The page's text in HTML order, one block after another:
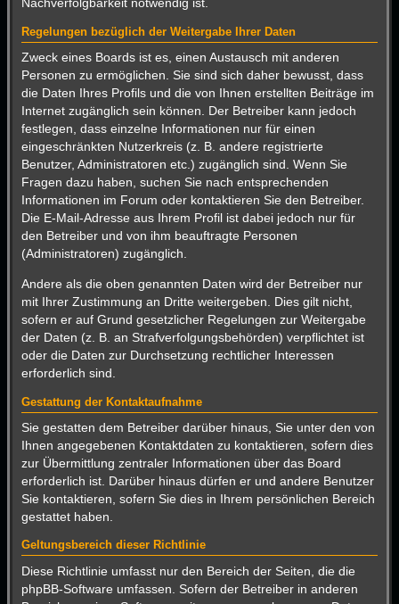
Regelungen bezüglich der Weitergabe Ihrer Daten
Zweck eines Boards ist es, einen Austausch mit anderen
Personen zu ermöglichen. Sie sind sich daher bewusst, dass
die Daten Ihres Profils und die von Ihnen erstellten Beiträge im
Internet zugänglich sein können. Der Betreiber kann jedoch
festlegen, dass einzelne Informationen nur für einen
eingeschränkten Nutzerkreis (z. B. andere registrierte
Benutzer, Administratoren etc.) zugänglich sind. Wenn Sie
Fragen dazu haben, suchen Sie nach entsprechenden
Informationen im Forum oder kontaktieren Sie den Betreiber.
Die E-Mail-Adresse aus Ihrem Profil ist dabei jedoch nur für
den Betreiber und von ihm beauftragte Personen
(Administratoren) zugänglich.
Andere als die oben genannten Daten wird der Betreiber nur
mit Ihrer Zustimmung an Dritte weitergeben. Dies gilt nicht,
sofern er auf Grund gesetzlicher Regelungen zur Weitergabe
der Daten (z. B. an Strafverfolgungsbehörden) verpflichtet ist
oder die Daten zur Durchsetzung rechtlicher Interessen
erforderlich sind.
Gestattung der Kontaktaufnahme
Sie gestatten dem Betreiber darüber hinaus, Sie unter den von
Ihnen angegebenen Kontaktdaten zu kontaktieren, sofern dies
zur Übermittlung zentraler Informationen über das Board
erforderlich ist. Darüber hinaus dürfen er und andere Benutzer
Sie kontaktieren, sofern Sie dies in Ihrem persönlichen Bereich
gestattet haben.
Geltungsbereich dieser Richtlinie
Diese Richtlinie umfasst nur den Bereich der Seiten, die die
phpBB-Software umfassen. Sofern der Betreiber in anderen